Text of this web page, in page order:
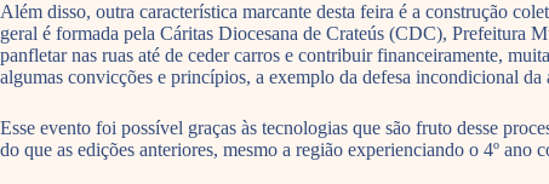
Além disso, outra característica marcante desta feira é a construção
geral é formada pela Cáritas Diocesana de Crateús (CDC), Prefeitura
panfletar nas ruas até de ceder carros e contribuir financeiramente,
algumas convicções e princípios, a exemplo da defesa incondicional
Esse evento foi possível graças às tecnologias que são fruto desse
do que as edições anteriores, mesmo a região experienciando o 4º ano